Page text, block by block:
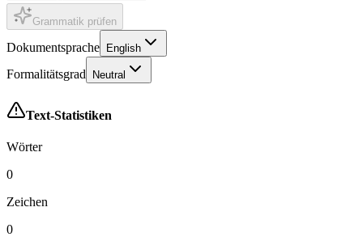
Grammatik prüfen
Dokumentsprache English
Formalitätsgrad Neutral
Text-Statistiken
Wörter
0
Zeichen
0